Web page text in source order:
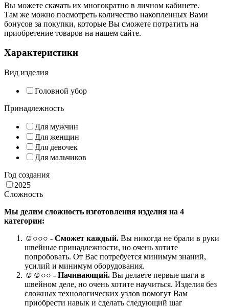
Вы можете скачать их многократно в личном кабинете.
Там же можно посмотреть количество накопленных Вами
бонусов за покупки, которые Вы сможете потратить на
приобретение товаров на нашем сайте.
Характеристики
Вид изделия
Головной убор
Принадлежность
Для мужчин
Для женщин
Для девочек
Для мальчиков
Год создания
2025
Сложность
Мы делим сложность изготовления изделия на 4
категории:
☺ ○○○ - Сможет каждый. Вы никогда не брали в руки
швейные принадлежности, но очень хотите
попробовать. От Вас потребуется минимум знаний,
усилий и минимум оборудования.
☺☺○○ - Начинающий. Вы делаете первые шаги в
швейном деле, но очень хотите научиться. Изделия без
сложных технологических узлов помогут Вам
приобрести навык и сделать следующий шаг